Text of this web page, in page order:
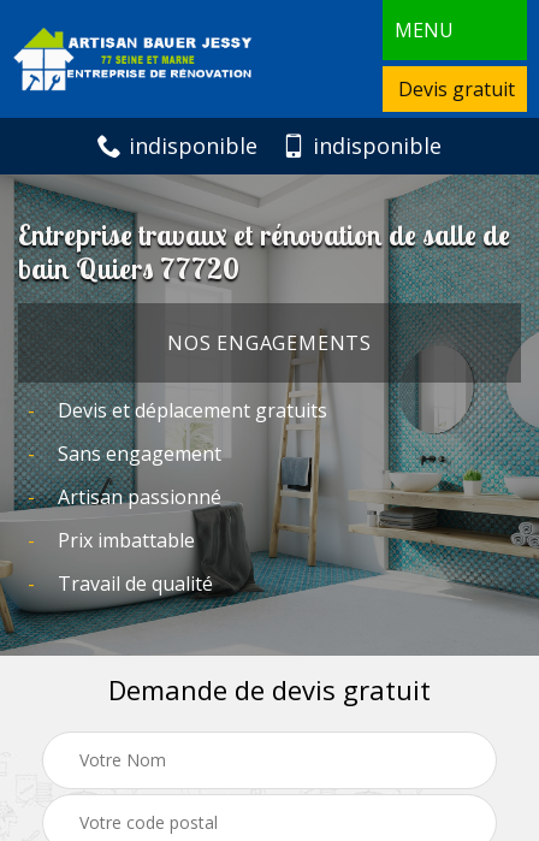
MENU
Devis gratuit
indisponible indisponible
Entreprise travaux et rénovation de salle de
bain Quiers 77720
NOS ENGAGEMENTS
Devis et déplacement gratuits
Sans engagement
Artisan passionné
Prix imbattable
Travail de qualité
Demande de devis gratuit